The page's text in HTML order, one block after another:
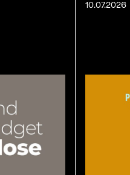
10.07.2026